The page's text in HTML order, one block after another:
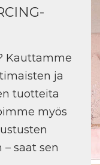
Kauttamme
ja
tuotteita
myös
saat sen